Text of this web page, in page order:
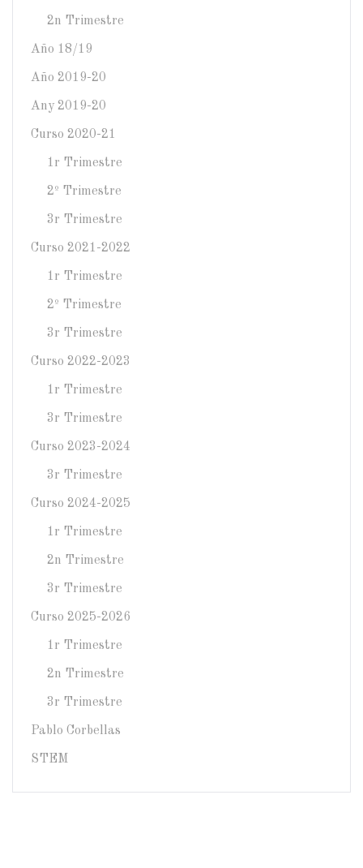
2n Trimestre
Año 18/19
Año 2019-20
Any 2019-20
Curso 2020-21
1r Trimestre
2º Trimestre
3r Trimestre
Curso 2021-2022
1r Trimestre
2º Trimestre
3r Trimestre
Curso 2022-2023
1r Trimestre
3r Trimestre
Curso 2023-2024
3r Trimestre
Curso 2024-2025
1r Trimestre
2n Trimestre
3r Trimestre
Curso 2025-2026
1r Trimestre
2n Trimestre
3r Trimestre
Pablo Corbellas
STEM